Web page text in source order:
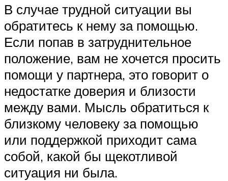
В случае трудной ситуации вы
обратитесь к нему за помощью.
Если попав в затруднительное
положение, вам не хочется просить
помощи у партнера, это говорит о
недостатке доверия и близости
между вами. Мысль обратиться к
близкому человеку за помощью
или поддержкой приходит сама
собой, какой бы щекотливой
ситуация ни была.